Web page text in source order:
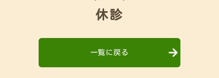
休診
一覧に戻る